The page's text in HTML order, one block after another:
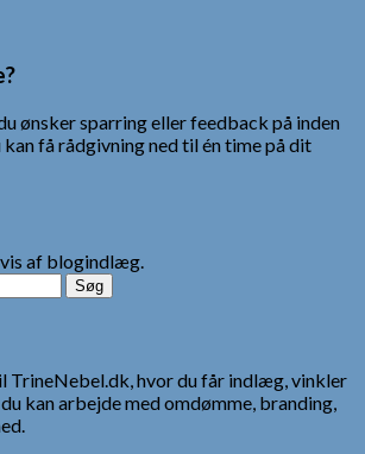
ønsker sparring eller feedback på inden
kan få rådgivning ned til én time på dit
af blogindlæg.
TrineNebel.dk, hvor du får indlæg, vinkler
kan arbejde med omdømme, branding,